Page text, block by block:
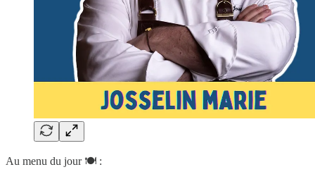
Au menu du jour 🍽 :